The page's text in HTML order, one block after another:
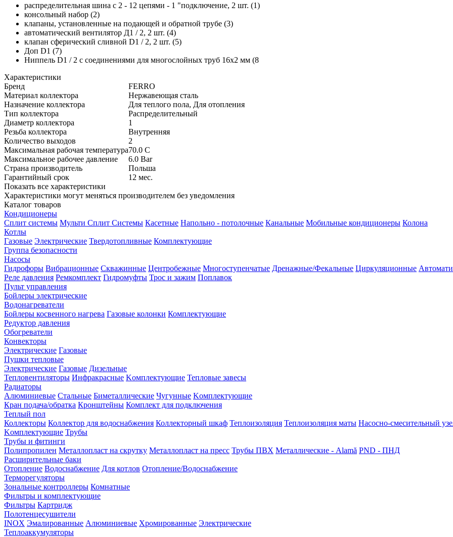
распределительная шина с 2 - 12 цепями - 1 "подключение, 2 шт. (1)
консольный набор (2)
клапаны, установленные на подающей и обратной трубе (3)
автоматический вентилятор Д1 / 2, 2 шт. (4)
клапан сферический сливной D1 / 2, 2 шт. (5)
Доп D1 (7)
Ниппель D1 / 2 с соединениями для многослойных труб 16x2 мм (8
Характеристики
Бренд
FERRO
Материал коллектора
Нержавеющая сталь
Назначение коллектора
Для теплого пола, Для отопления
Тип коллектора
Распределительный
Диаметр коллектора
1
Резьба коллектора
Внутренняя
Количество выходов
2
Максимальная рабочая температура70.0 C
Максимальное рабочее давление
6.0 Bar
Страна производитель
Польша
Гарантийный срок
12 мес.
Показать все характеристики
Характеристики могут меняться производителем без уведомления
Каталог товаров
Кондиционеры
Сплит системы Мульти Сплит Системы Касетные Напольно - потолочные Канальные Мобильные кондиционеры Колона
Котлы
Газовые Электрические Твердотопливные Комплектующие
Группа безопасности
Насосы
Гидрофоры Вибрационные Скважинные Центробежные Многоступенчатые Дренажные/Фекальные Циркуляционные
Реле давления Ремкомплект Гидромуфты Трос и зажим Поплавок
Пульт управления
Бойлеры электрические
Водонагреватели
Бойлеры косвенного нагрева Газовые колонки Комплектующие
Редуктор давления
Обогреватели
Конвекторы
Электрические Газовые
Пушки тепловые
Электрические Газовые Дизельные
Тепловентиляторы Инфракрасные Kомплектующие Тепловые завесы
Радиаторы
Алюминиевые Стальные Биметаллические Чугунные Kомплектующие
Кран подача/обратка Кронштейны Комплект для подключения
Теплый пол
Коллекторы Коллектор для водоснабжения Коллекторный шкаф Теплоизоляция Теплоизоляция маты Насосно-смесительный
Kомплектующие Трубы
Трубы и фитинги
Полипропилен Металлопласт на скрутку Металлопласт на пресс Трубы ПВХ Металлические - Alamă PND - ПНД
Расширительные баки
Отопление Водоснабжение Для котлов Отопление/Водоснабжение
Терморегуляторы
Зональные контроллеры Комнатные
Фильтры и комплектующие
Фильтры Картридж
Полотенцесушители
INOX Эмалированные Алюминиевые Хромированные Электрические
Теплоаккумуляторы